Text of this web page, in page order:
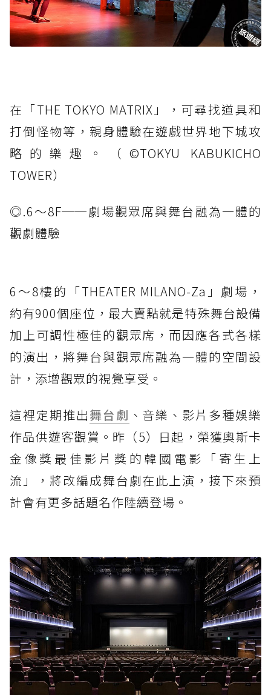
在「THE TOKYO MATRIX」，可尋找道具和
打倒怪物等，親身體驗在遊戲世界地下城攻
略的樂趣。（©️TOKYU KABUKICHO
TOWER）
◎.6～8F──劇場觀眾席與舞台融為一體的
觀劇體驗
6～8樓的「THEATER MILANO-Za」劇場，
約有900個座位，最大賣點就是特殊舞台設備
加上可調性極佳的觀眾席，而因應各式各樣
的演出，將舞台與觀眾席融為一體的空間設
計，添增觀眾的視覺享受。
這裡定期推出舞台劇 、音樂、影片多種娛樂
作品供遊客觀賞。昨（5）日起，榮獲奧斯卡
金像獎最佳影片獎的韓國電影「寄生上
流」，將改編成舞台劇在此上演，接下來預
計會有更多話題名作陸續登場。